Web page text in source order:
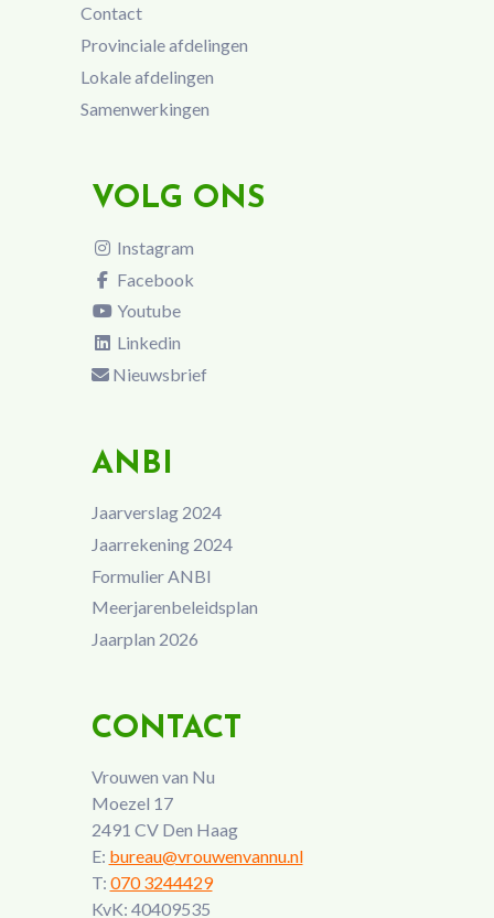
Contact
Provinciale afdelingen
Lokale afdelingen
Samenwerkingen
VOLG ONS
Instagram
Facebook
Youtube
Linkedin
Nieuwsbrief
ANBI
Jaarverslag 2024
Jaarrekening 2024
Formulier ANBI
Meerjarenbeleidsplan
Jaarplan 2026
CONTACT
Vrouwen van Nu
Moezel 17
2491 CV Den Haag
E: bureau@vrouwenvannu.nl
T: 070 3244429
KvK: 40409535